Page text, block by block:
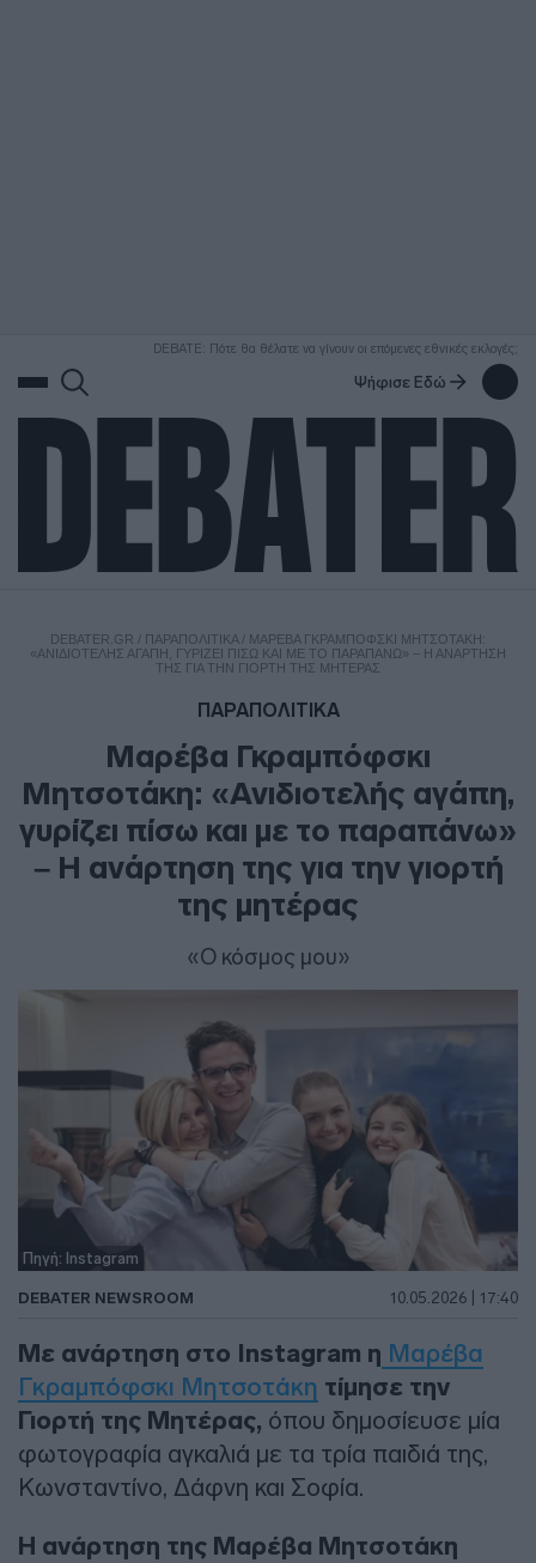
DEBATE: Πότε θα θέλατε να γίνουν οι επόμενες εθνικές εκλογές;
Ψήφισε Εδώ
DEBATER.GR / ΠΑΡΑΠΟΛΙΤΙΚΑ/ ΜΑΡΈΒΑ ΓΚΡΑΜΠΌΦΣΚΙ ΜΗΤΣΟΤΆΚΗ:
«ΑΝΙΔΙΟΤΕΛΉΣ ΑΓΆΠΗ, ΓΥΡΊΖΕΙ ΠΊΣΩ ΚΑΙ ΜΕ ΤΟ ΠΑΡΑΠΆΝΩ» – Η ΑΝΆΡΤΗΣΗ
ΤΗΣ ΓΙΑ ΤΗΝ ΓΙΟΡΤΉ ΤΗΣ ΜΗΤΈΡΑΣ
ΠΑΡΑΠΟΛΙΤΙΚΑ
Μαρέβα Γκραμπόφσκι
Μητσοτάκη: «Ανιδιοτελής αγάπη,
γυρίζει πίσω και με το παραπάνω»
– Η ανάρτηση της για την γιορτή
της μητέρας
«Ο κόσμος μου»
Πηγή: Instagram
DEBATER NEWSROOM 10.05.2026 | 17:40
Με ανάρτηση στο Instagram η Μαρέβα
Γκραμπόφσκι Μητσοτάκη τίμησε την
Γιορτή της Μητέρας, όπου δημοσίευσε μία
φωτογραφία αγκαλιά με τα τρία παιδιά της,
Κωνσταντίνο, Δάφνη και Σοφία.
Η ανάρτηση της Μαρέβα Μητσοτάκη